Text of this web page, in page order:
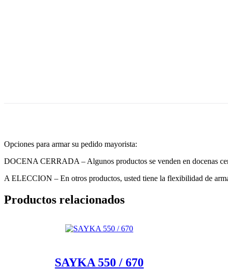
Opciones para armar su pedido mayorista:
DOCENA CERRADA – Algunos productos se venden en docenas
A ELECCION – En otros productos, usted tiene la flexibilidad de
Productos relacionados
SAYKA 550 / 670